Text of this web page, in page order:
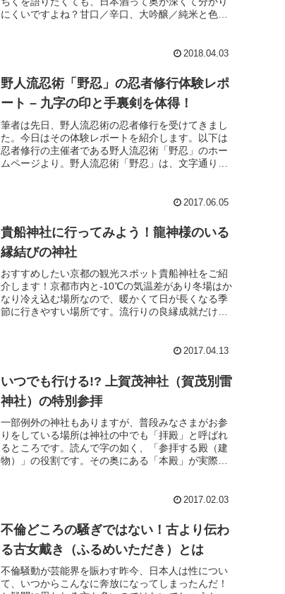
にくいですよね？甘口／辛口、大吟醸／純米と色ん
2018.04.03
野人流忍術「野忍」の忍者修行体験レポ
ート – 九字の印と手裏剣を体得！
筆者は先日、野人流忍術の忍者修行を受けてきまし
た。今日はその体験レポートを紹介します。以下は
忍者修行の主催者である野人流忍術「野忍」のホー
ムページより。野人流忍術「野忍」は、文字通り自
2017.06.05
貴船神社に行ってみよう！龍神様のいる
縁結びの神社
おすすめしたい京都の観光スポット貴船神社をご紹
介します！京都市内と-10℃の気温差があり冬場はか
なり冷え込む場所なので、暖かくて日が長くなる季
節に行きやすい場所です。流行りの良縁成就だけじ
2017.04.13
いつでも行ける!? 上賀茂神社（賀茂別雷
神社）の特別参拝
一部例外の神社もありますが、普段みなさまがお参
りをしている場所は神社の中でも「拝殿」と呼ばれ
るところです。読んで字の如く、「参拝する殿（建
物）」の役割です。その奥にある「本殿」が実際に
2017.02.03
不倫どころの騒ぎではない！古より伝わ
る古女戴き（ふるめいただき）とは
不倫騒動が芸能界を賑わす昨今、日本人は性につい
て、いつからこんなに奔放になってしまったんだ！